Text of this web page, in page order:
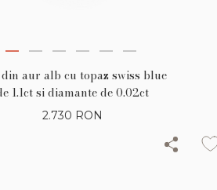
aur alb cu topaz swiss blue
1.1ct si diamante de 0.02ct
2.730 RON